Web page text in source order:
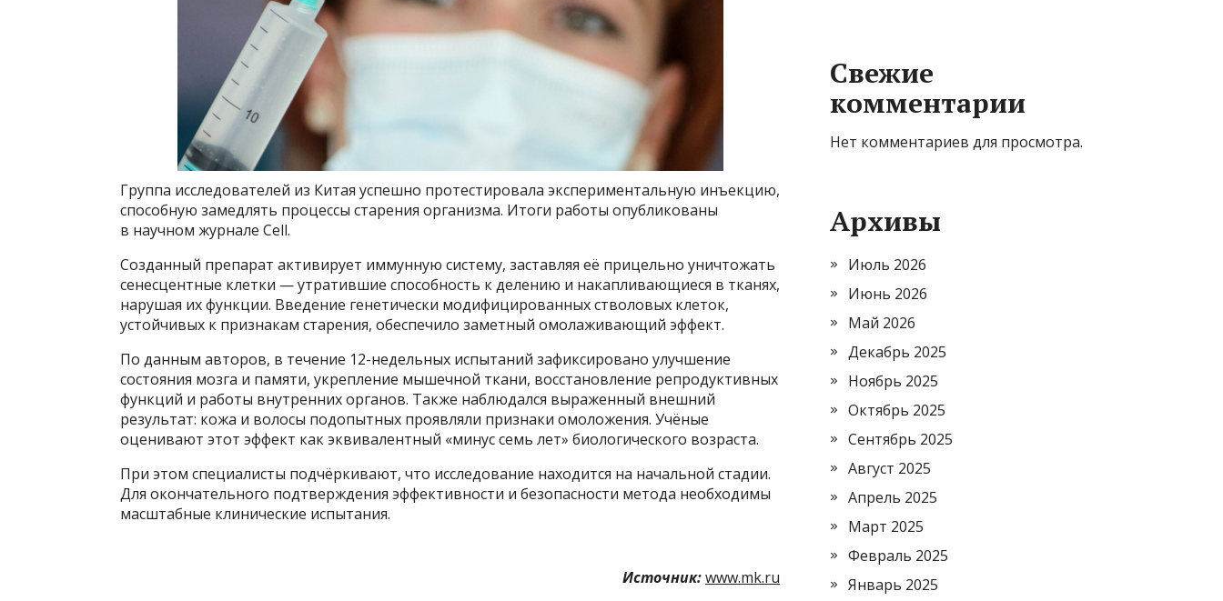
Группа исследователей из Китая успешно протестировала экспериментальную инъекцию,
способную замедлять процессы старения организма. Итоги работы опубликованы
в научном журнале Cell.
Созданный препарат активирует иммунную систему, заставляя её прицельно уничтожать
сенесцентные клетки — утратившие способность к делению и накапливающиеся в тканях,
нарушая их функции. Введение генетически модифицированных стволовых клеток,
устойчивых к признакам старения, обеспечило заметный омолаживающий эффект.
По данным авторов, в течение 12-недельных испытаний зафиксировано улучшение
состояния мозга и памяти, укрепление мышечной ткани, восстановление репродуктивных
функций и работы внутренних органов. Также наблюдался выраженный внешний
результат: кожа и волосы подопытных проявляли признаки омоложения. Учёные
оценивают этот эффект как эквивалентный «минус семь лет» биологического возраста.
При этом специалисты подчёркивают, что исследование находится на начальной стадии.
Для окончательного подтверждения эффективности и безопасности метода необходимы
масштабные клинические испытания.
Источник:www.mk.ru
Свежие
комментарии
Нет комментариев для просмотра.
Архивы
Июль 2026
Июнь 2026
Май 2026
Декабрь 2025
Ноябрь 2025
Октябрь 2025
Сентябрь 2025
Август 2025
Апрель 2025
Март 2025
Февраль 2025
Январь 2025